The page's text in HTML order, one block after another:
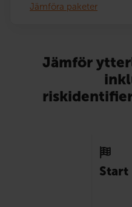
Jämföra paketer
Jämför
Start